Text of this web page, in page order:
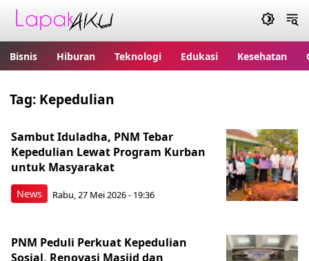
Bisnis Hiburan Teknologi Edukasi Kesehatan
Tag: Kepedulian
News
Sambut Iduladha, PNM Tebar
Kepedulian Lewat Program Kurban
untuk Masyarakat
Rabu, 27 Mei 2026 - 19:36
PNM Peduli Perkuat Kepedulian
Sosial, Renovasi Masjid dan